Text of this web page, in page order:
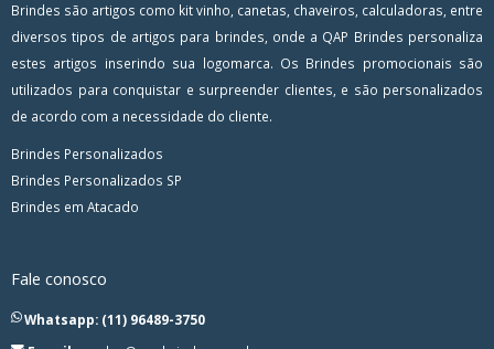
Brindes são artigos como kit vinho, canetas, chaveiros, calculadoras, entre
diversos tipos de artigos para brindes, onde a QAP Brindes personaliza
estes artigos inserindo sua logomarca. Os Brindes promocionais são
utilizados para conquistar e surpreender clientes, e são personalizados
de acordo com a necessidade do cliente.
Brindes Personalizados
Brindes Personalizados SP
Brindes em Atacado
Fale conosco
Whatsapp: (11) 96489-3750